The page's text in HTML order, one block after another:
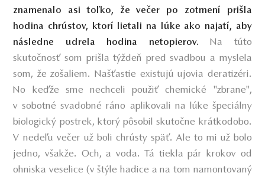
znamenalo asi toľko, že večer po zotmení prišla
hodina chrústov, ktorí lietali na lúke ako najatí, aby
následne udrela hodina netopierov.
Na túto
skutočnosť som prišla týždeň pred svadbou a myslela
som, že zošaliem. Našťastie existujú ujovia deratizéri.
No keďže sme nechceli použiť chemické "zbrane",
v sobotné svadobné ráno aplikovali na lúke špeciálny
biologický postrek, ktorý pôsobil skutočne krátkodobo.
V nedeľu večer už boli chrústy späť. Ale to mi už bolo
jedno, všakže. Och, a voda. Tá tiekla pár krokov od
ohniska veselice (v štýle hadice a na tom namontovaný